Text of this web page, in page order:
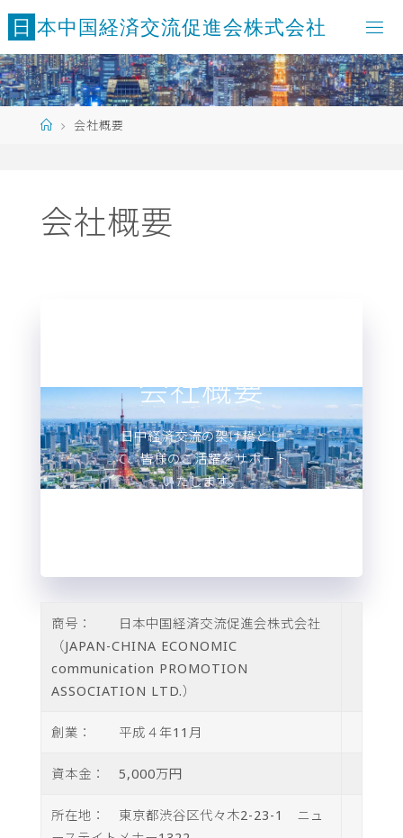
日 本中国経済交流促進会株式会社
会社概要
会社概要
会社概要
日中経済交流の架け橋とし
て、皆様のご活躍をサポート
いたします。
商号： 日本中国経済交流促進会株式会社
（JAPAN-CHINA ECONOMIC
communication PROMOTION
ASSOCIATION LTD.）
創業： 平成４年11月
資本金： 5,000万円
所在地： 東京都渋谷区代々木2-23-1 ニュ